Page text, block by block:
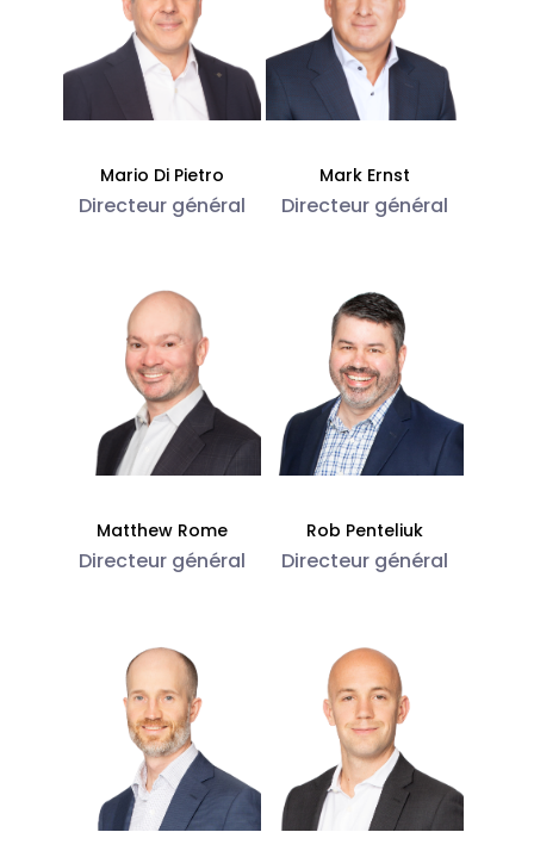
Mario Di Pietro
Directeur général
Mark Ernst
Directeur général
Matthew Rome
Directeur général
Rob Penteliuk
Directeur général